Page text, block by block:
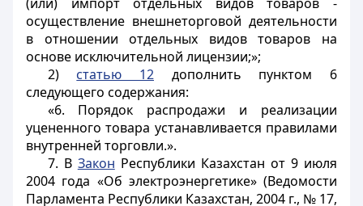
осуществление внешнеторговой деятельности
в отношении отдельных видов товаров на
основе исключительной лицензии;»;
2) статью 12 дополнить пунктом 6
следующего содержания:
«6. Порядок распродажи и реализации
уцененного товара устанавливается правилами
внутренней торговли.».
7. В Закон Республики Казахстан от 9 июля
2004 года «Об электроэнергетике» (Ведомости
Парламента Республики Казахстан, 2004 г., № 17,